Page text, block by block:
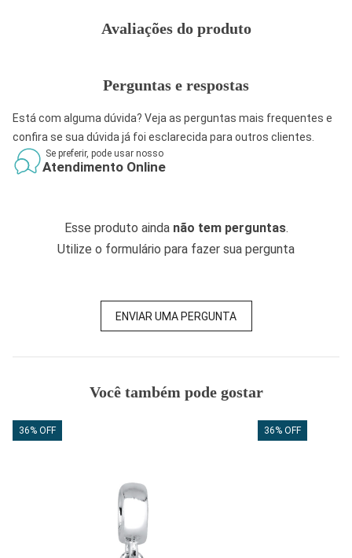
Avaliações do produto
Perguntas e respostas
Está com alguma dúvida? Veja as perguntas mais frequentes e
confira se sua dúvida já foi esclarecida para outros clientes.
Se preferir, pode usar nosso
Atendimento Online
Esse produto ainda não tem perguntas.
Utilize o formulário para fazer sua pergunta
ENVIAR UMA PERGUNTA
Você também pode gostar
36% OFF 36% OFF